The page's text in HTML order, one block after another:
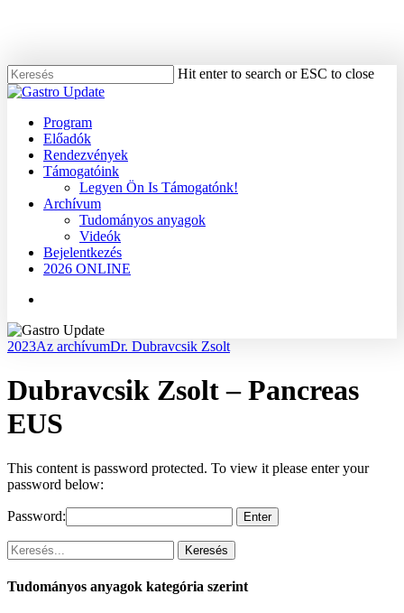
content
Hit enter to search or ESC to close
Close
Menu
Program
Előadók
Rendezvények
Támogatóink
Legyen Ön Is Támogatónk!
Archívum
Tudományos anyagok
Videók
Bejelentkezés
2026 ONLINE
2023Az archívumDr. Dubravcsik Zsolt
Dubravcsik Zsolt – Pancreas
EUS
This content is password protected. To view it please enter your
password below:
Password:
Keresés
Tudományos anyagok kategória szerint